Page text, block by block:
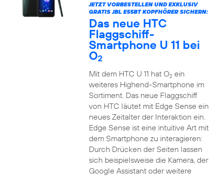
JETZT VORBESTELLEN UND EXKLUSIV
GRATIS JBL E55BT KOPFHÖRER SICHERN:
Das neue HTC
Flaggschiff-
Smartphone U 11 bei
O2
Mit dem HTC U 11 hat O2ein
weiteres Highend-Smartphone im
Sortiment. Das neue Flaggschiff
von HTC läutet mit Edge Sense ein
neues Zeitalter der Interaktion ein.
Edge Sense ist eine intuitive Art mit
dem Smartphone zu interagieren:
Durch Drücken der Seiten lassen
sich beispielsweise die Kamera, der
Google Assistant oder weitere